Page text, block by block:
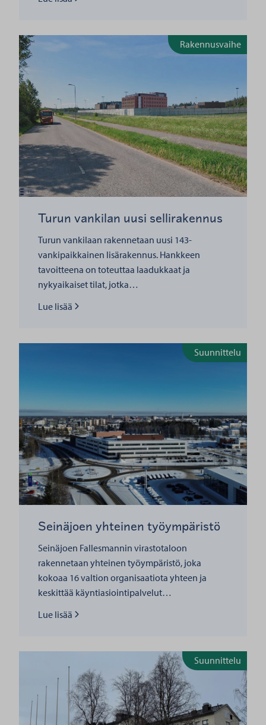
Rakennusvaihe
Uusi rakennus etualla oikealla.
Turun vankilan uusi sellirakennus
Turun vankilaan rakennetaan uusi 143-
vankipaikkainen lisärakennus. Hankkeen
tavoitteena on toteuttaa laadukkaat ja
nykyaikaiset tilat, jotka…
Lue lisää
Suunnittelu
Seinäjoen yhteinen työympäristö
Seinäjoen Fallesmannin virastotaloon
rakennetaan yhteinen työympäristö, joka
kokoaa 16 valtion organisaatiota yhteen ja
keskittää käyntiasiointipalvelut…
Lue lisää
Suunnittelu